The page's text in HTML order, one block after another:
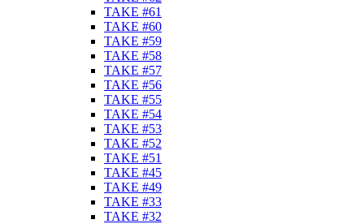
TAKE #61
TAKE #60
TAKE #59
TAKE #58
TAKE #57
TAKE #56
TAKE #55
TAKE #54
TAKE #53
TAKE #52
TAKE #51
TAKE #45
TAKE #49
TAKE #33
TAKE #32